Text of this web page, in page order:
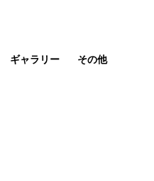
ギャラリー その他